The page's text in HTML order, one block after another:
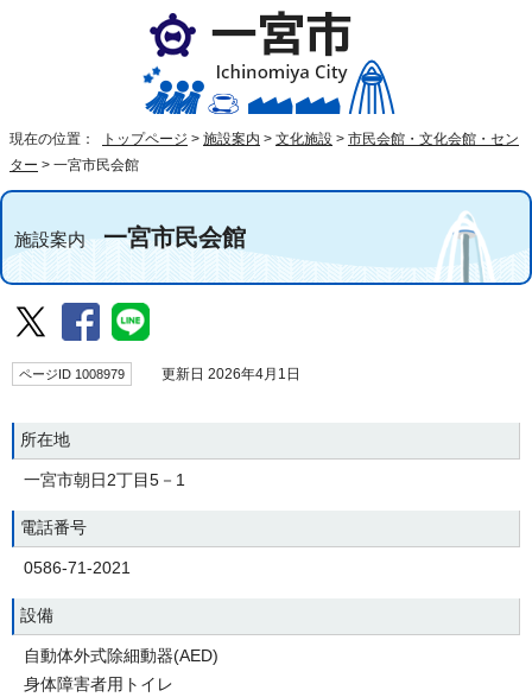
現在の位置： トップページ > 施設案内 > 文化施設 > 市民会館・文化会館・セン
ター > 一宮市民会館
施設案内一宮市民会館
ページID 1008979 更新日 2026年4月1日
所在地
一宮市朝日2丁目5－1
電話番号
0586-71-2021
設備
自動体外式除細動器(AED)
身体障害者用トイレ